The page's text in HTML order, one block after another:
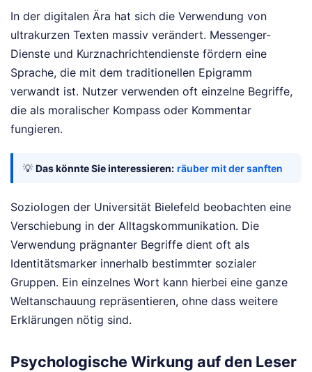
In der digitalen Ära hat sich die Verwendung von
ultrakurzen Texten massiv verändert. Messenger-
Dienste und Kurznachrichtendienste fördern eine
Sprache, die mit dem traditionellen Epigramm
verwandt ist. Nutzer verwenden oft einzelne Begriffe,
die als moralischer Kompass oder Kommentar
fungieren.
💡 Das könnte Sie interessieren: räuber mit der sanften
Soziologen der Universität Bielefeld beobachten eine
Verschiebung in der Alltagskommunikation. Die
Verwendung prägnanter Begriffe dient oft als
Identitätsmarker innerhalb bestimmter sozialer
Gruppen. Ein einzelnes Wort kann hierbei eine ganze
Weltanschauung repräsentieren, ohne dass weitere
Erklärungen nötig sind.
Psychologische Wirkung auf den Leser